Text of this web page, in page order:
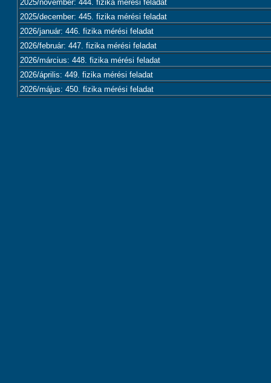
2025/november: 444. fizika mérési feladat
2025/december: 445. fizika mérési feladat
2026/január: 446. fizika mérési feladat
2026/február: 447. fizika mérési feladat
2026/március: 448. fizika mérési feladat
2026/április: 449. fizika mérési feladat
2026/május: 450. fizika mérési feladat